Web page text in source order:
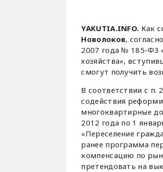
YAKUTIA.INFO. Как
Новолоков,
2007 года № 185-ФЗ
хозяйства»,
смогут получить
В соответствии с п.
содействия
многоквартирные
2012 года по 1
«Переселение
ранее программа
компенсацию по
претендовать на